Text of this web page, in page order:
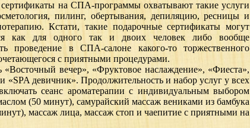
на СПА-программы охватывают такие услуги
пилинг, обертывания, депиляцию, ресницы и
Кстати, такие подарочные сертификаты могут
как для одного так и двоих человек либо вообще
проведение в СПА-салоне какого-то торжественного
с приятными процедурами.
вечер», «Фруктовое наслаждение», «Фиеста»,
девичник». Продолжительность и набор услуг у всех
сеанс ароматерапии с индивидуальным выбором
(50 минут), самурайский массаж вениками из бамбука
массаж лица, массаж стоп и чаепитие с приятными на